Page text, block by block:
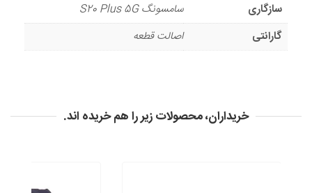
سازگاری
سامسونگ S20 Plus 5G
گارانتی
اصالت قطعه
خریداران، محصولات زیر را هم خریده اند.